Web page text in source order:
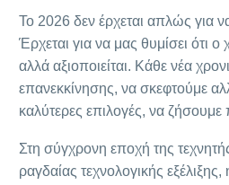
Το 2026 δεν έρχεται απλώς για
Έρχεται για να μας θυμίσει ότι ο
αλλά αξιοποιείται. Κάθε νέα
επανεκκίνησης, να σκεφτούμε
καλύτερες επιλογές, να ζήσουμε
Στη σύγχρονη εποχή της
ραγδαίας τεχνολογικής